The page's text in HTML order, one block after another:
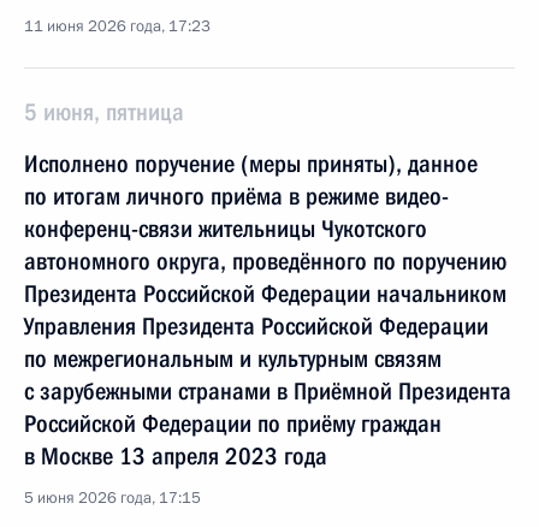
11 июня 2026 года, 17:23
5 июня, пятница
Исполнено поручение (меры приняты), данное
по итогам личного приёма в режиме видео-
конференц-связи жительницы Чукотского
автономного округа, проведённого по поручению
Президента Российской Федерации начальником
Управления Президента Российской Федерации
по межрегиональным и культурным связям
с зарубежными странами в Приёмной Президента
Российской Федерации по приёму граждан
в Москве 13 апреля 2023 года
5 июня 2026 года, 17:15